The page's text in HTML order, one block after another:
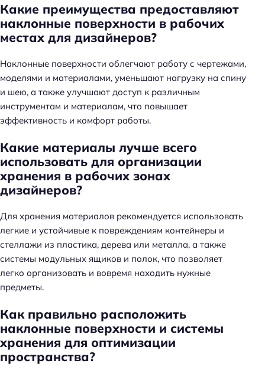
Какие преимущества предоставляют
наклонные поверхности в рабочих
местах для дизайнеров?
Наклонные поверхности облегчают работу с чертежами,
моделями и материалами, уменьшают нагрузку на спину
и шею, а также улучшают доступ к различным
инструментам и материалам, что повышает
эффективность и комфорт работы.
Какие материалы лучше всего
использовать для организации
хранения в рабочих зонах
дизайнеров?
Для хранения материалов рекомендуется использовать
легкие и устойчивые к повреждениям контейнеры и
стеллажи из пластика, дерева или металла, а также
системы модульных ящиков и полок, что позволяет
легко организовать и вовремя находить нужные
предметы.
Как правильно расположить
наклонные поверхности и системы
хранения для оптимизации
пространства?
т
и
: